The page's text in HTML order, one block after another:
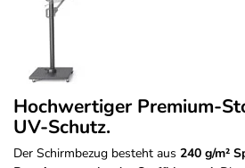
Hochwertiger Premium-
UV-Schutz.
Der Schirmbezug besteht aus 240 g/m²